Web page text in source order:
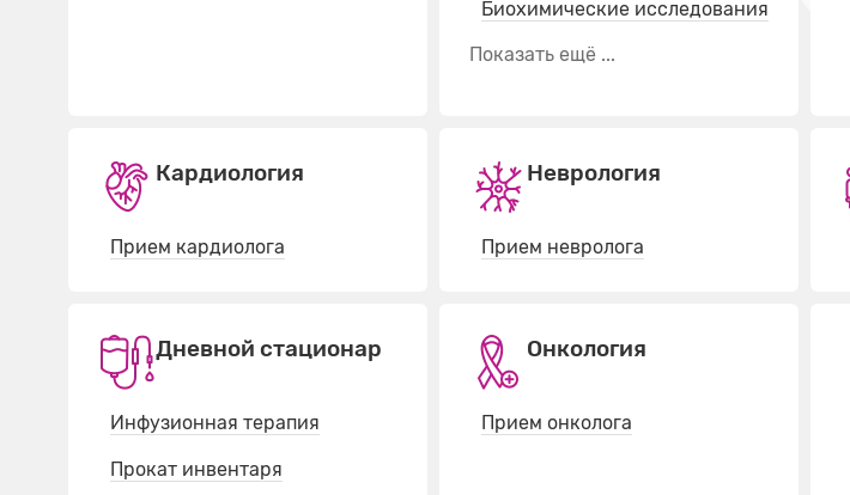
Биохимические исследования
Показать ещё ...
Кардиология
Прием кардиолога
Неврология
Прием невролога
Дневной стационар
Инфузионная терапия
Прокат инвентаря
Онкология
Прием онколога